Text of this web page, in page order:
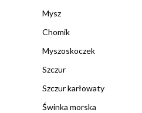
Mysz
Chomik
Myszoskoczek
Szczur
Szczur karłowaty
Świnka morska